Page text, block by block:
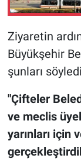
Ziyaretin
Büyükşehir
şunları
​"Çifteler
ve meclis
yarınları için